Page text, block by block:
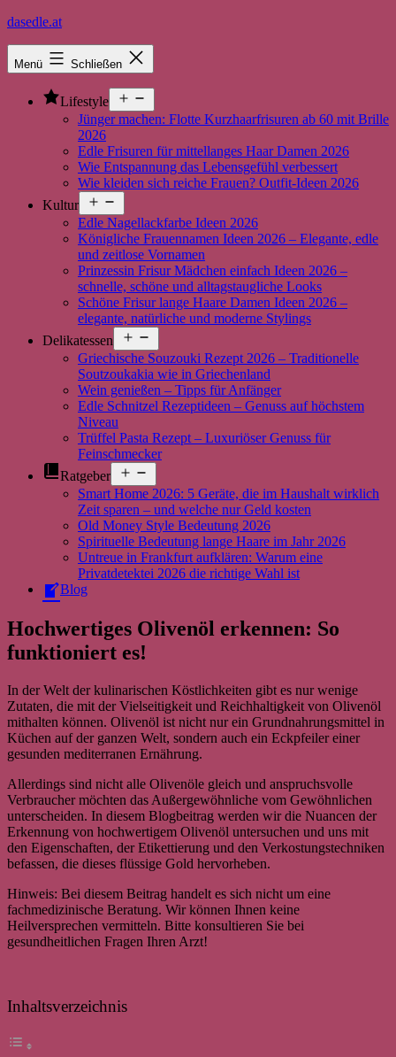
Zum
springen
dasedle.at
Menü Schließen
Lifestyle
öffnen
Jünger machen: Flotte Kurzhaarfrisuren ab 60 mit Brille
2026
Edle Frisuren für mittellanges Haar Damen 2026
Wie Entspannung das Lebensgefühl verbessert
Wie kleiden sich reiche Frauen? Outfit-Ideen 2026
Kultur
öffnen
Edle Nagellackfarbe Ideen 2026
Königliche Frauennamen Ideen 2026 – Elegante, edle
und zeitlose Vornamen
Prinzessin Frisur Mädchen einfach Ideen 2026 –
schnelle, schöne und alltagstaugliche Looks
Schöne Frisur lange Haare Damen Ideen 2026 –
elegante, natürliche und moderne Stylings
Delikatessen
öffnen
Griechische Souzouki Rezept 2026 – Traditionelle
Soutzoukakia wie in Griechenland
Wein genießen – Tipps für Anfänger
Edle Schnitzel Rezeptideen – Genuss auf höchstem
Niveau
Trüffel Pasta Rezept – Luxuriöser Genuss für
Feinschmecker
Ratgeber
öffnen
Smart Home 2026: 5 Geräte, die im Haushalt wirklich
Zeit sparen – und welche nur Geld kosten
Old Money Style Bedeutung 2026
Spirituelle Bedeutung lange Haare im Jahr 2026
Untreue in Frankfurt aufklären: Warum eine
Privatdetektei 2026 die richtige Wahl ist
Blog
Hochwertiges Olivenöl erkennen: So
funktioniert es!
In der Welt der kulinarischen Köstlichkeiten gibt es nur wenige
Zutaten, die mit der Vielseitigkeit und Reichhaltigkeit von Olivenöl
mithalten können. Olivenöl ist nicht nur ein Grundnahrungsmittel in
Küchen auf der ganzen Welt, sondern auch ein Eckpfeiler einer
gesunden mediterranen Ernährung.
Allerdings sind nicht alle Olivenöle gleich und anspruchsvolle
Verbraucher möchten das Außergewöhnliche vom Gewöhnlichen
unterscheiden. In diesem Blogbeitrag werden wir die Nuancen der
Erkennung von hochwertigem Olivenöl untersuchen und uns mit
den Eigenschaften, der Etikettierung und den Verkostungstechniken
befassen, die dieses flüssige Gold hervorheben.
Hinweis: Bei diesem Beitrag handelt es sich nicht um eine
fachmedizinische Beratung. Wir können Ihnen keine
Heilversprechen vermitteln. Bitte konsultieren Sie bei
gesundheitlichen Fragen Ihren Arzt!
Inhaltsverzeichnis